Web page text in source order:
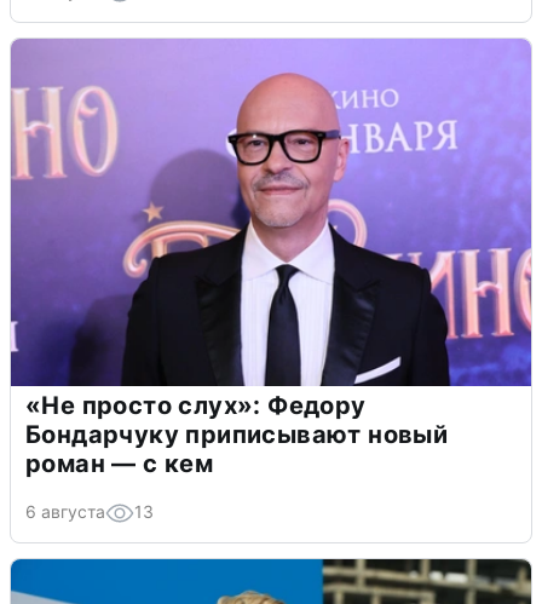
«Не просто слух»: Федору
Бондарчуку приписывают новый
роман — с кем
6 августа 13